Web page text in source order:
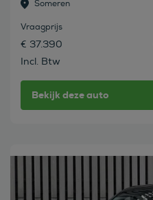
Someren
Vraagprijs
€ 37.390
Incl. Btw
Bekijk deze auto
Bekijk deze auto